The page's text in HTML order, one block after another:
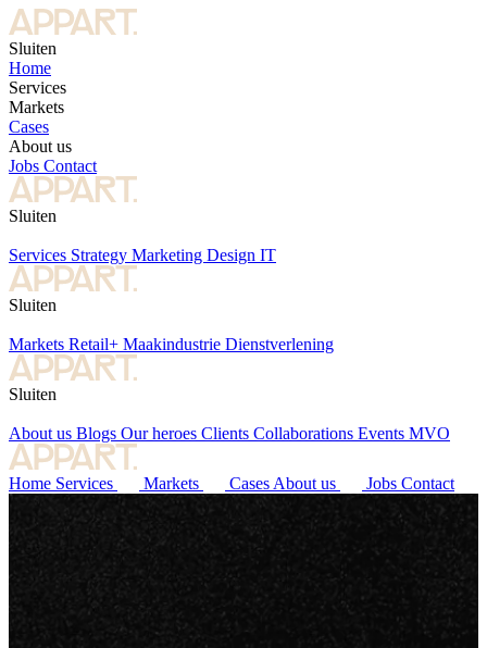
Sluiten
Home
Services
Markets
Cases
About us
Jobs Contact
Sluiten
Services Strategy Marketing Design IT
Sluiten
Markets Retail+ Maakindustrie Dienstverlening
Sluiten
About us Blogs Our heroes Clients Collaborations Events MVO
Home Services Markets Cases About us Jobs Contact